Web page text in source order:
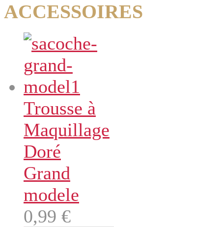
ACCESSOIRES
Trousse à
Maquillage
Doré
Grand
modele
0,99 €